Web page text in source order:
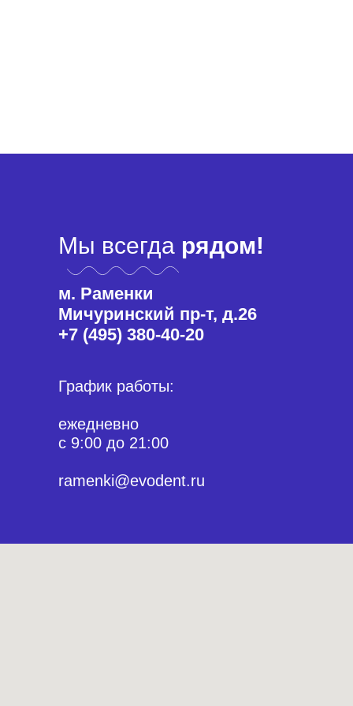
Мы всегда рядом!
График работы:
ежедневно
с 9:00 до 21:00
ramenki@evodent.ru
м. Раменки
Мичуринский пр-т, д.26
+7 (495) 380-40-20